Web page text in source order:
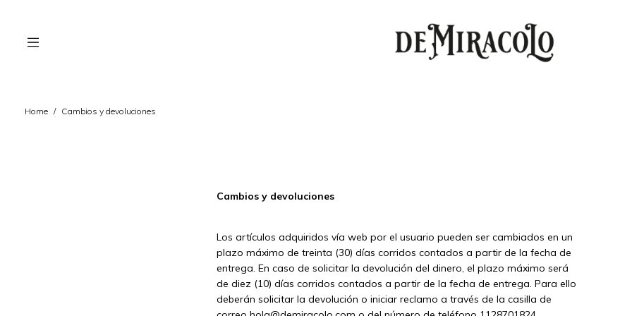
Home / Cambios y devoluciones
Cambios y devoluciones
Los artículos adquiridos vía web por el usuario pueden ser cambiados en un
plazo máximo de treinta (30) días corridos contados a partir de la fecha de
entrega. En caso de solicitar la devolución del dinero, el plazo máximo será
de diez (10) días corridos contados a partir de la fecha de entrega. Para ello
deberán solicitar la devolución o iniciar reclamo a través de la casilla de